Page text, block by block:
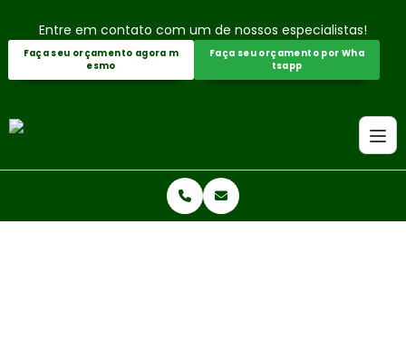
Entre em contato com um de nossos especialistas!
Faça seu orçamento agora m
esmo
Faça seu orçamento por Wha
tsapp